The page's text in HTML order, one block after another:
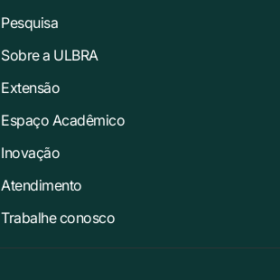
Pesquisa
Sobre a ULBRA
Extensão
Espaço Acadêmico
Inovação
Atendimento
Trabalhe conosco